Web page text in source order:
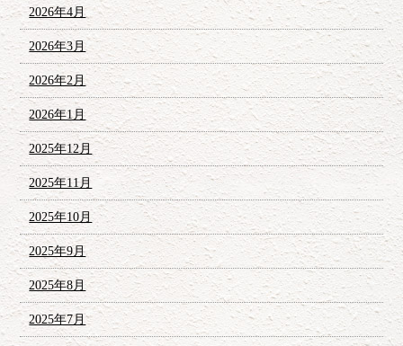
2026年4月
2026年3月
2026年2月
2026年1月
2025年12月
2025年11月
2025年10月
2025年9月
2025年8月
2025年7月